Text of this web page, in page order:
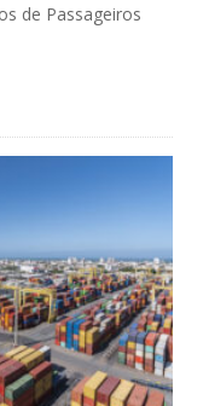
de Passageiros